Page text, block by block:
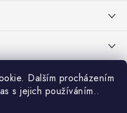
Dalším procházením
s jejich používáním..